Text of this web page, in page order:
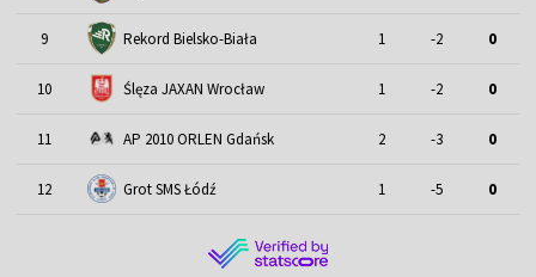
9 Rekord Bielsko-Biała 1 -2 0
10 Ślęza JAXAN Wrocław 1 -2 0
11 AP 2010 ORLEN Gdańsk 2 -3 0
12 Grot SMS Łódź 1 -5 0